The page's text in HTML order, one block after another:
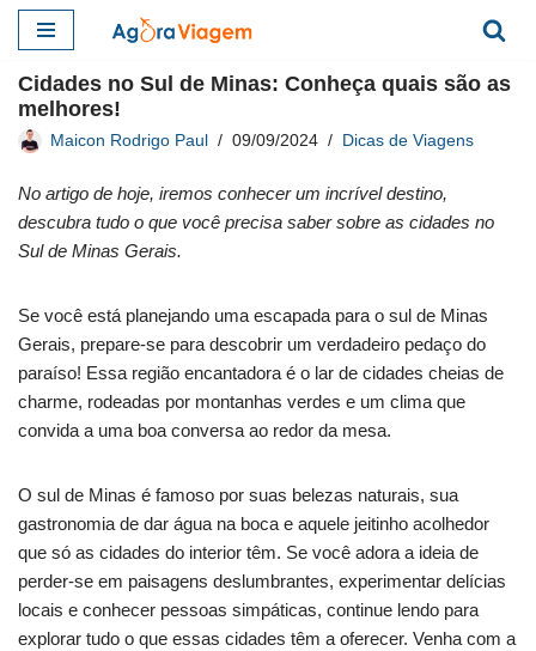
para
o
conteúdo
Cidades no Sul de Minas: Conheça quais são as
melhores!
Maicon Rodrigo Paul 09/09/2024 Dicas de Viagens
No artigo de hoje, iremos conhecer um incrível destino,
descubra tudo o que você precisa saber sobre as cidades no
Sul de Minas Gerais.
Se você está planejando uma escapada para o sul de Minas
Gerais, prepare-se para descobrir um verdadeiro pedaço do
paraíso! Essa região encantadora é o lar de cidades cheias de
charme, rodeadas por montanhas verdes e um clima que
convida a uma boa conversa ao redor da mesa.
O sul de Minas é famoso por suas belezas naturais, sua
gastronomia de dar água na boca e aquele jeitinho acolhedor
que só as cidades do interior têm. Se você adora a ideia de
perder-se em paisagens deslumbrantes, experimentar delícias
locais e conhecer pessoas simpáticas, continue lendo para
explorar tudo o que essas cidades têm a oferecer. Venha com a